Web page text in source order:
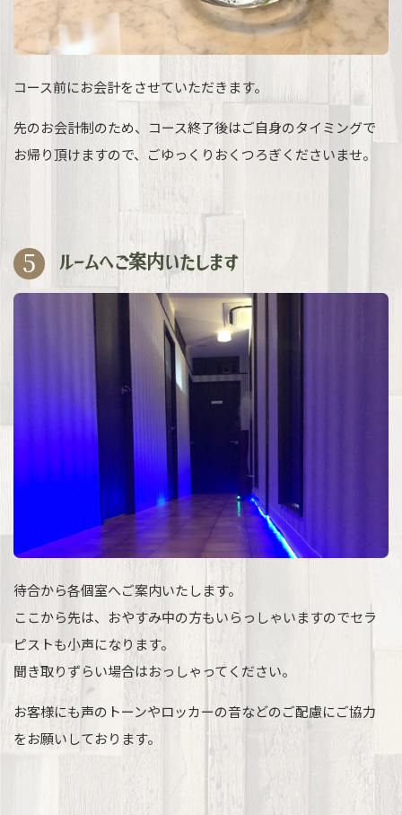
コース前にお会計をさせていただきます。
先のお会計制のため、コース終了後はご自身のタイミングで
お帰り頂けますので、ごゆっくりおくつろぎくださいませ。
5 ルームへご案内いたします
待合から各個室へご案内いたします。
ここから先は、おやすみ中の方もいらっしゃいますのでセラ
ピストも小声になります。
聞き取りずらい場合はおっしゃってください。
お客様にも声のトーンやロッカーの音などのご配慮にご協力
をお願いしております。